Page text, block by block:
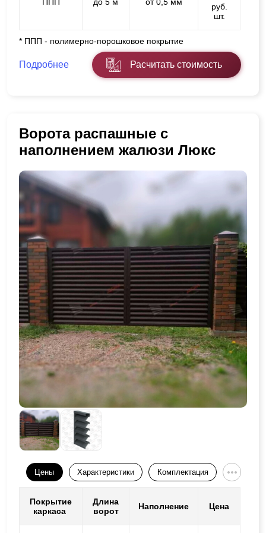
руб.
шт.
* ППП - полимерно-порошковое покрытие
Подробнее Расчитать стоимость
Ворота распашные с
наполнением жалюзи Люкс
Цены Характеристики Комплектация
Покрытие
каркаса
Длина
ворот
Наполнение Цена